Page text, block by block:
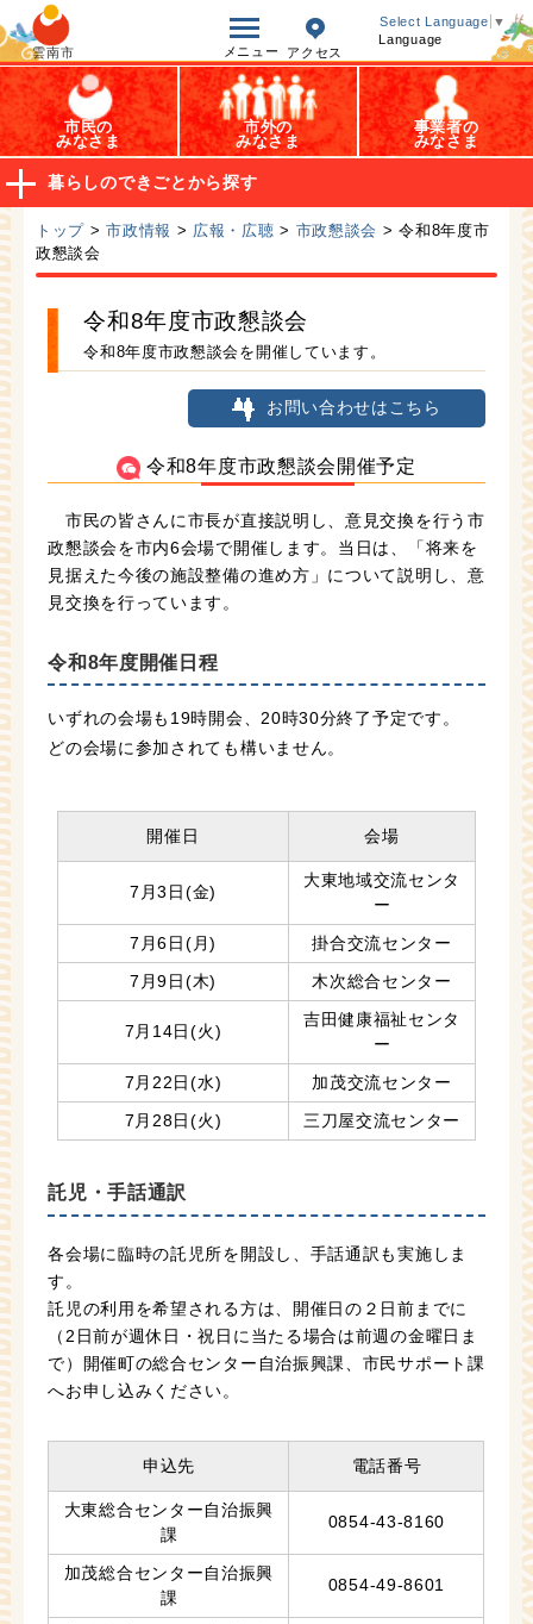
雲南市 メニュー アクセス
Select Language ▼
Language
オープンデータ
市民の
みなさま
市外の
みなさま
事業者の
みなさま
暮らしのできごとから探す
トップ >市政情報 > 広報・広聴 > 市政懇談会 > 令和8年度市
政懇談会
令和8年度市政懇談会
令和8年度市政懇談会を開催しています。
お問い合わせはこちら
令和8年度市政懇談会開催予定
市民の皆さんに市長が直接説明し、意見交換を行う市
政懇談会を市内6会場で開催します。当日は、「将来を
見据えた今後の施設整備の進め方」について説明し、意
見交換を行っています。
令和8年度開催日程
いずれの会場も19時開会、20時30分終了予定です。
どの会場に参加されても構いません。
開催日 会場
7月3日(金)
大東地域交流センタ
ー
7月6日(月)
掛合交流センター
7月9日(木)
木次総合センター
7月14日(火)
吉田健康福祉センタ
ー
7月22日(水)
加茂交流センター
7月28日(火)
三刀屋交流センター
託児・手話通訳
各会場に臨時の託児所を開設し、手話通訳も実施しま
す。
託児の利用を希望される方は、開催日の２日前までに
（2日前が週休日・祝日に当たる場合は前週の金曜日ま
で）開催町の総合センター自治振興課、市民サポート課
へお申し込みください。
申込先 電話番号
大東総合センター自治振興
課
0854-43-8160
加茂総合センター自治振興
課
0854-49-8601